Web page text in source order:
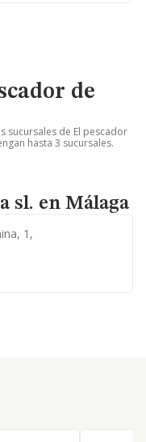
de
sucursales de El pescador
hasta 3 sucursales.
sl. en Málaga
1,